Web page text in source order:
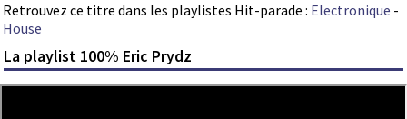
Retrouvez ce titre dans les playlistes Hit-parade : Electronique -
House
La playlist 100% Eric Prydz